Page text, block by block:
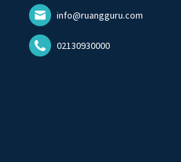
info@ruangguru.com
02130930000